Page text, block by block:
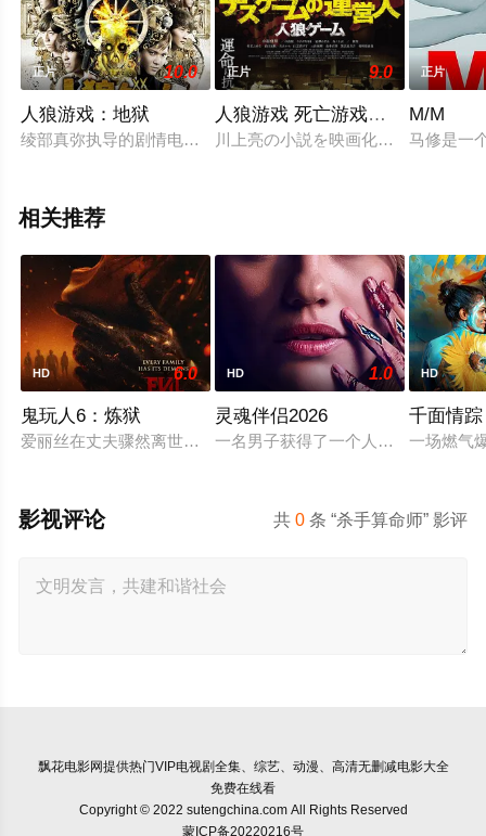
正片 10.0
人狼游戏：地狱
绫部真弥执导的剧情电影，由武田玲奈主演，该片根据川上亮
正片 9.0
人狼游戏 死亡游戏的运营人
川上亮の小説を映画化した人気シリ
正片
M/M
马修是一
相关推荐
HD 6.0
鬼玩人6：炼狱
爱丽丝在丈夫骤然离世后深陷悲痛，受邀前往公婆的乡间庄园
HD 1.0
灵魂伴侣2026
一名男子获得了一个人工智能机器人
HD
千面情踪
一场燃气
共0 条 “杀手算命师” 影评
影视评论
飘花电影网提供热门VIP电视剧全集、综艺、动漫、高清无删减电影大全
免费在线看
Copyright © 2022 sutengchina.com All Rights Reserved
蒙ICP备20220216号